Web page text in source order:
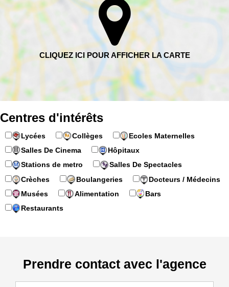
Centres d'intérêts
Lycées Collèges
Ecoles Maternelles
Salles De Cinema
Hôpitaux
Stations de metro
Salles De Spectacles
Crèches
Boulangeries
Docteurs / Médecins
Musées
Alimentation
Bars
Restaurants
Prendre contact avec l'agence